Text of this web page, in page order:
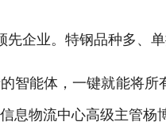
业。特钢品种多、单
能体，一键就能将所
息物流中心高级主管杨